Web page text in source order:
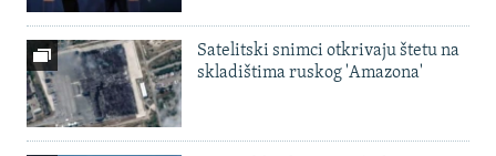
Satelitski snimci otkrivaju štetu na
skladištima ruskog 'Amazona'